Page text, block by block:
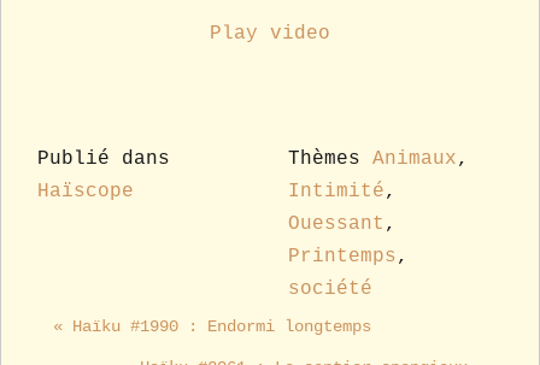
Play video
Publié dans
Haïscope
Thèmes Animaux,
Intimité,
Ouessant ,
Printemps,
société
« Haïku #1990 : Endormi longtemps